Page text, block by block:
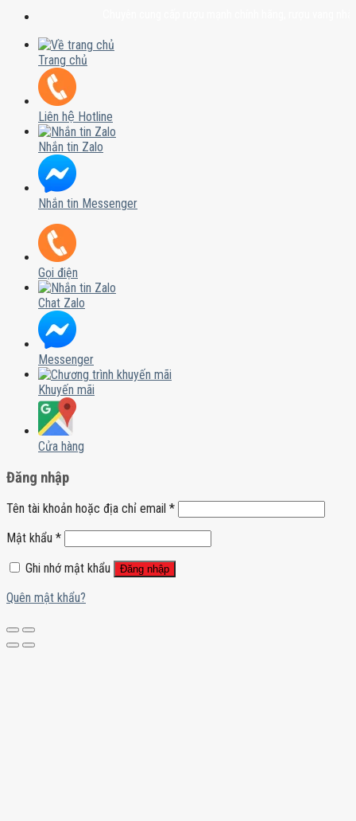
Trang chủ
Liên hệ Hotline
Nhắn tin Zalo
Nhắn tin Messenger
Gọi điện
Chat Zalo
Messenger
Khuyến mãi
Cửa hàng
Đăng nhập
Tên tài khoản hoặc địa chỉ email *
Mật khẩu *
Ghi nhớ mật khẩu
Đăng nhập
Quên mật khẩu?